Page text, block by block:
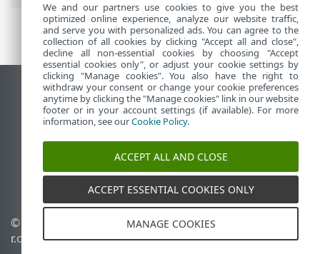
Переглянути повну версію
End of Life
База знань ESET
Форум ESET
ESET Status Portal
Регіональна підтримка
© 1992 - 2026 ESET, spol. s
r.o. - Усі права захищено.
Керувати файлами cookie
Політика щодо файлів
We and our partners use cookies to give you the best
optimized online experience, analyze our website traffic,
and serve you with personalized ads. You can agree to the
collection of all cookies by clicking "Accept all and close",
decline all non-essential cookies by choosing "Accept
essential cookies only", or adjust your cookie settings by
clicking "Manage cookies". You also have the right to
withdraw your consent or change your cookie preferences
anytime by clicking the "Manage cookies" link in our website
footer or in your account settings (if available). For more
information, see ourCookie Policy.
ACCEPT ALL AND CLOSE
ACCEPT ESSENTIAL COOKIES ONLY
MANAGE COOKIES